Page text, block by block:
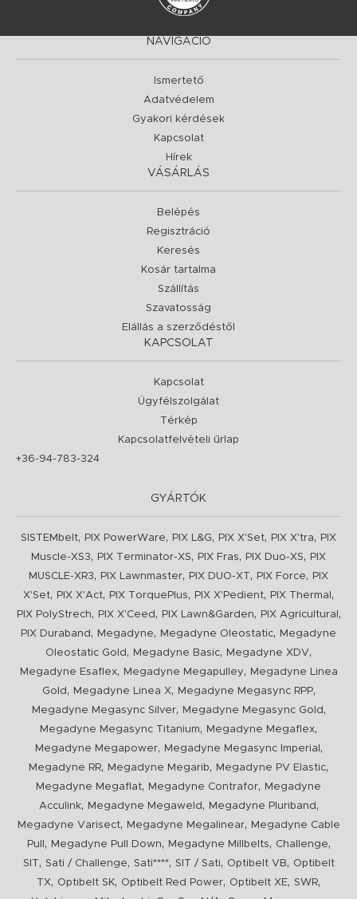
NAVIGÁCIÓ
Ismertető
Adatvédelem
Gyakori kérdések
Kapcsolat
Hírek
VÁSÁRLÁS
Belépés
Regisztráció
Keresés
Kosár tartalma
Szállítás
Szavatosság
Elállás a szerződéstől
KAPCSOLAT
Kapcsolat
Ügyfélszolgálat
Térkép
Kapcsolatfelvételi űrlap
+36-94-783-324
GYÁRTÓK
SISTEMbelt, PIX PowerWare, PIX L&G, PIX X'Set, PIX X'tra,
PIX
Muscle-XS3, PIX Terminator-XS, PIX Fras, PIX Duo-XS,
PIX
MUSCLE-XR3, PIX Lawnmaster, PIX DUO-XT , PIX Force,
PIX
X'Set, PIX X'Act, PIX TorquePlus, PIX X'Pedient, PIX Thermal ,
PIX PolyStrech, PIX X'Ceed , PIX Lawn&Garden, PIX Agricultural ,
PIX Duraband , Megadyne, Megadyne Oleostatic,
Megadyne
Oleostatic Gold , Megadyne Basic, Megadyne XDV,
Megadyne Esaflex, Megadyne Megapulley,
Megadyne Linea
Gold , Megadyne Linea X, Megadyne Megasync RPP,
Megadyne Megasync Silver, Megadyne Megasync Gold ,
Megadyne Megasync Titanium, Megadyne Megaflex,
Megadyne Megapower, Megadyne Megasync Imperial ,
Megadyne RR, Megadyne Megarib, Megadyne PV Elastic,
Megadyne Megaflat, Megadyne Contrafor,
Megadyne
Acculink, Megadyne Megaweld , Megadyne Pluriband ,
Megadyne Varisect, Megadyne Megalinear,
Megadyne Cable
Pull
, Megadyne Pull Down, Megadyne Millbelts, Challenge,
SIT , Sati / Challenge, Sati****, SIT / Sati, Optibelt VB, Optibelt
TX, Optibelt SK, Optibelt Red Power, Optibelt XE, SWR,